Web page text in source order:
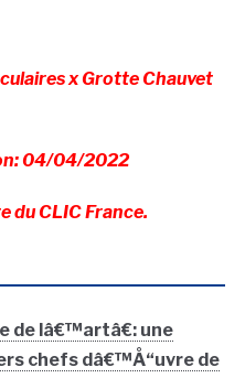
x Grotte Chauvet
04/04/2022
du CLIC France.
de lâ€™artâ€: une
chefs dâ€™Å“uvre de